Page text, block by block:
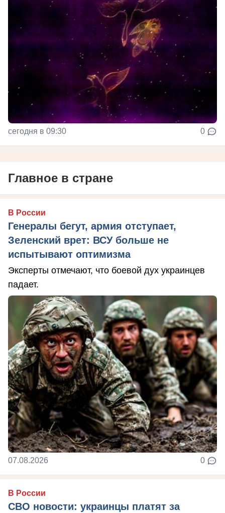
сегодня в 09:30 0
Главное в стране
В России
Генералы бегут, армия отступает,
Зеленский врет: ВСУ больше не
испытывают оптимизма
Эксперты отмечают, что боевой дух украинцев
падает.
07.08.2026 0
В России
СВО новости: украинцы платят за